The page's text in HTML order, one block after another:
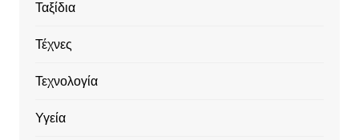
Ταξίδια
Τέχνες
Τεχνολογία
Υγεία